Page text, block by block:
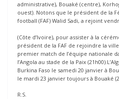
administrative), Bouaké (centre),
ouest). Notons que le président de la
football (FAF) Walid Sadi, a rejoint
(Côte d’Ivoire), pour assister à la
président de la FAF de rejoindre la
premier match de l’équipe nationale
l’Angola au stade de la Paix
Burkina Faso le samedi 20 janvier à
le mardi 23 janvier toujours à Bouaké
R.S.